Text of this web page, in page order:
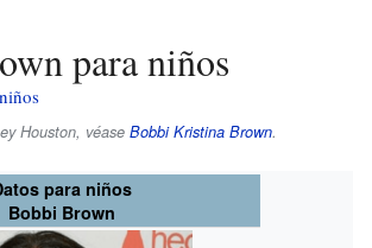
para niños
Houston, véase Bobbi Kristina Brown.
para niños
Bobbi Brown